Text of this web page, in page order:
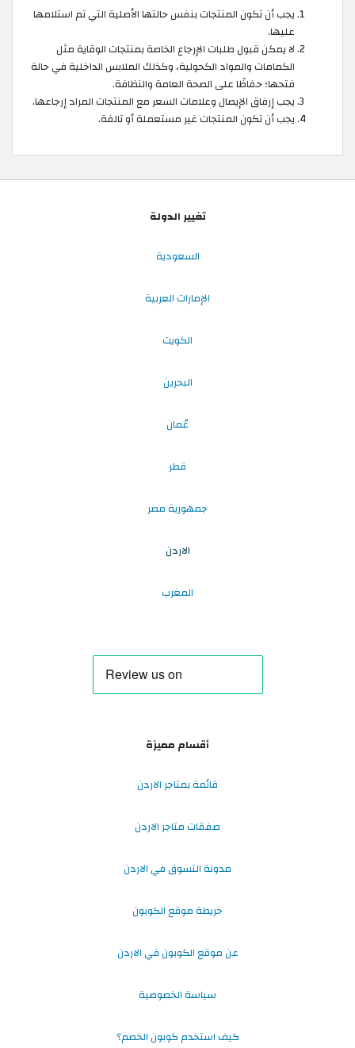
يجب أن تكون المنتجات بنفس حالتها الأصلية التي تم استلامها
عليها.
لا يمكن قبول طلبات الإرجاع الخاصة بمنتجات الوقاية مثل
الكمامات والمواد الكحولية، وكذلك الملابس الداخلية في حالة
فتحها؛ حفاظًا على الصحة العامة والنظافة.
يجب إرفاق الإيصال وعلامات السعر مع المنتجات المراد إرجاعها.
يجب أن تكون المنتجات غير مستعملة أو تالفة.
تغيير الدولة
السعودية
الإمارات العربية
الكويت
البحرين
عُمان
قطر
جمهورية مصر
الاردن
المغرب
أقسام مميزة
قائمة بمتاجر الاردن
صفقات متاجر الاردن
مدونة التسوق في الاردن
خريطة موقع الكوبون
عن موقع الكوبون في الاردن
سياسة الخصوصية
كيف استخدم كوبون الخصم؟